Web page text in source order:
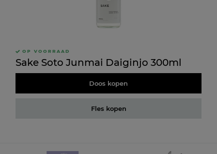
OP VOORRAAD
Sake Soto Junmai Daiginjo 300ml
Doos kopen
Fles kopen